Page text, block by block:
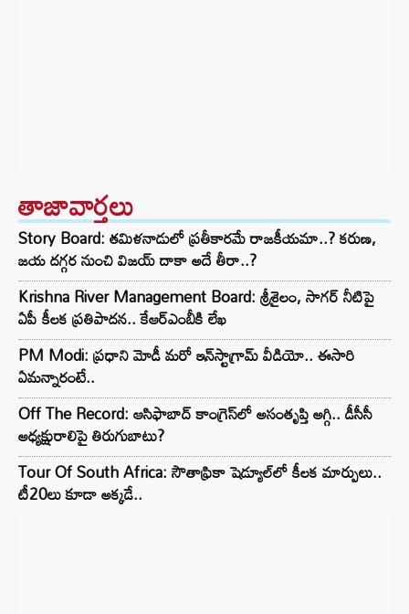
తాజావార్తలు
Story Board: తమిళనాడులో ప్రతీకారమే రాజకీయమా..? కరుణ,
జయ దగ్గర నుంచి విజయ్ దాకా అదే తీరా..?
Krishna River Management Board: శ్రీశైలం, సాగర్ నీటిపై
ఏపీ కీలక ప్రతిపాదన.. కేఆర్ఎంబీకి లేఖ
PM Modi: ప్రధాని మోడీ మరో ఇన్‌స్టాగ్రామ్ వీడియో.. ఈసారి
ఏమన్నారంటే..
Off The Record: ఆసిఫాబాద్ కాంగ్రెస్‌లో అసంతృప్తి అగ్గి.. డీసీసీ
అధ్యక్షురాలిపై తిరుగుబాటు?
Tour Of South Africa: సౌతాఫ్రికా షెడ్యూల్‌లో కీలక మార్పులు..
టీ20లు కూడా అక్కడే..